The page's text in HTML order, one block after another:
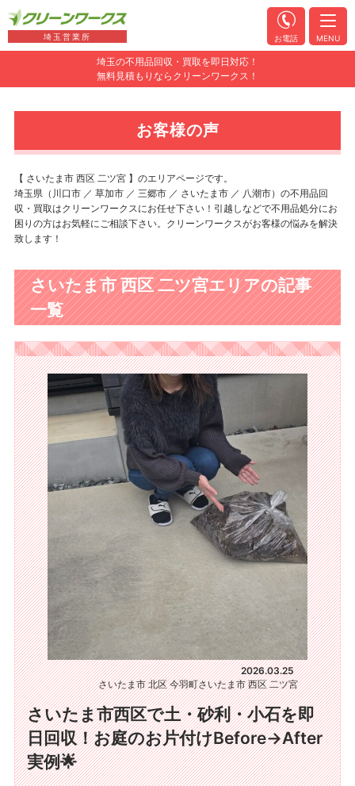
埼玉の不用品回収・買取を即日対応！
無料見積もりならクリーンワークス！
埼玉営業所 お電話 MENU
お客様の声
【 さいたま市 西区 二ツ宮 】のエリアページです。
埼玉県（川口市 ／ 草加市 ／ 三郷市 ／ さいたま市 ／ 八潮市）の不用品回
収・買取はクリーンワークスにお任せ下さい！引越しなどで不用品処分にお
困りの方はお気軽にご相談下さい。クリーンワークスがお客様の悩みを解決
致します！
さいたま市 西区 二ツ宮エリアの記事
一覧
2026.03.25
さいたま市 北区 今羽町さいたま市 西区 二ツ宮
さいたま市西区で土・砂利・小石を即
日回収！お庭のお片付けBefore→After
実例🌟